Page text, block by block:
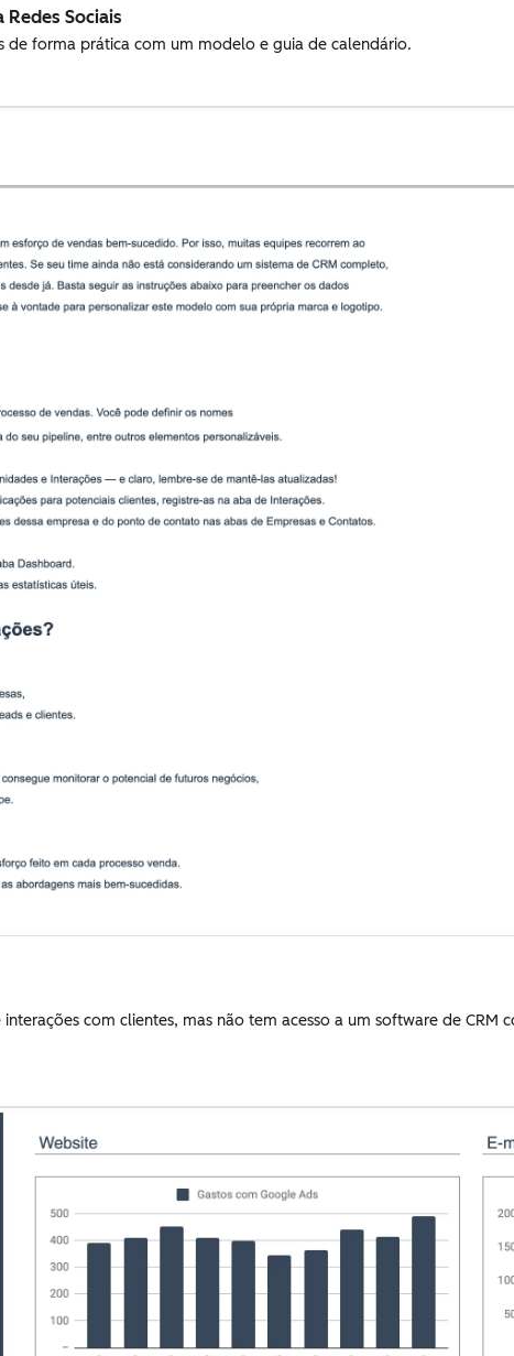
Sociais
de forma prática com um modelo e guia de calendário.
com clientes, mas não tem acesso a um software de CRM